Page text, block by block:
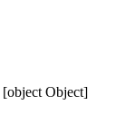
[object Object]